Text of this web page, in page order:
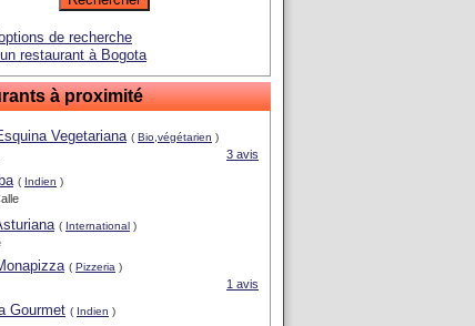
de recherche
restaurant à Bogota
à proximité
Vegetariana ( Bio,végétarien )
3 avis
( Indien )
( International )
( Pizzeria )
1 avis
Gourmet ( Indien )